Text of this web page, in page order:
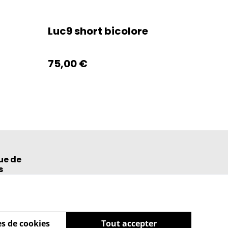
Luc9 short bicolore
75,00 €
de
Tout accepter
de cookies